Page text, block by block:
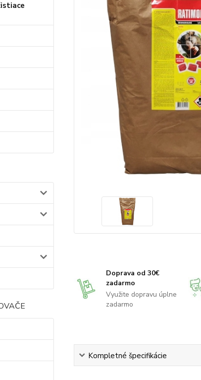
Doprava od 30€
zadarmo
Využite dopravu úplne
zadarmo
Kompletné špecifikácie